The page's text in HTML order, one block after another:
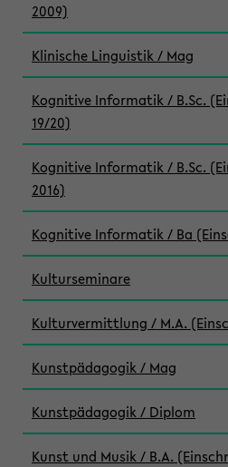
2009)
Klinische Linguistik / Mag
Kognitive Informatik / B.Sc.
19/20)
Kognitive Informatik / B.Sc.
2016)
Kognitive Informatik / Ba
Kulturseminare
Kulturvermittlung / M.A.
Kunstpädagogik / Mag
Kunstpädagogik / Diplom
Kunst und Musik / B.A.